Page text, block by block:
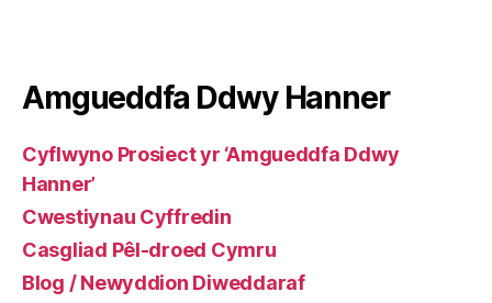
Amgueddfa Ddwy Hanner
Cyflwyno Prosiect yr ‘Amgueddfa Ddwy
Hanner’
Cwestiynau Cyffredin
Casgliad Pêl-droed Cymru
Blog / Newyddion Diweddaraf